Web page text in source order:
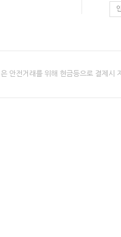
안전거래를 위해 현금등으로 결제시